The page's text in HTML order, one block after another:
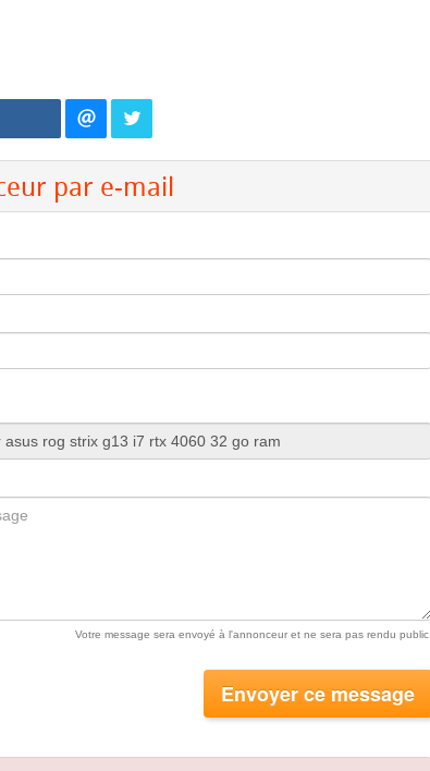
par e-mail
Votre message sera envoyé à l'annonceur et ne sera pas rendu public.
Envoyer ce message